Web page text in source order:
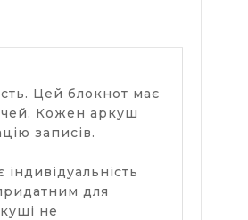
Цей блокнот має
Кожен аркуш
записів.
для
не